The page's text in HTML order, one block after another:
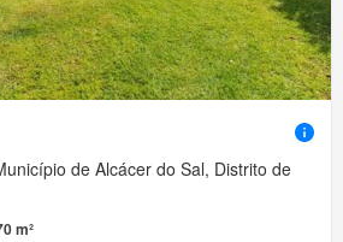
de Alcácer do Sal, Distrito de
m²